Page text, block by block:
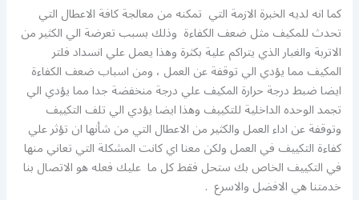
كما انه لديه الخبرة الازمة التي تمكنه من معالجة كافة الاعطال التي
تحدث للمكيف مثل ضعف الكفاءة وذلك بسبب تعرضة الي الكثير من
الاتربة والغبار الذي يتراكم علية بكثرة وهذا يعمل علي انسداد فلتر
المكيف مما يؤدي الي توقفة عن العمل ، ومن اسباب ضعف الكفاءة
ايضا ضبط درجة حرارة المكيف علي درجة منخفضة جدا مما يؤدي الي
تجمد الوحده الداخلية للتكييف وهذا ايضا يؤدي الي تلف التكييف
وتوقفة عن اداء العمل والكثير من الاعطال التي من شأنها ان تؤثر علي
كفاءة التكييف في العمل ولكن معنا اي كانت المشكلة التي تعاني منها
في التكييف الخاص بك ستحل فقط كل ما عليك فعله هو الاتصال بنا
خدمتنا هي الافضل والاسرع .